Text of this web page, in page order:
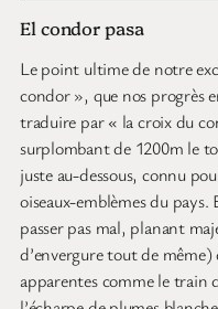
El condor pasa
Le point ultime de notre
condor », que nos progrès
traduire par « la croix du
surplombant de 1200m le
juste au-dessous, connu
oiseaux-emblèmes du
passer pas mal, planant
d’envergure tout de
apparentes comme le train